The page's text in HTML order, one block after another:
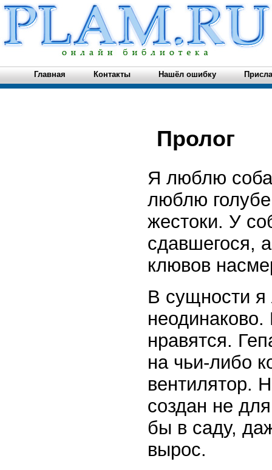
Главная Контакты Нашёл ошибку
Пролог
Я люблю
люблю
жестоки. У
сдавшегося,
клювов
В сущности
нравятся.
на чьи-либо
вентилятор.
создан не
бы в саду,
вырос.